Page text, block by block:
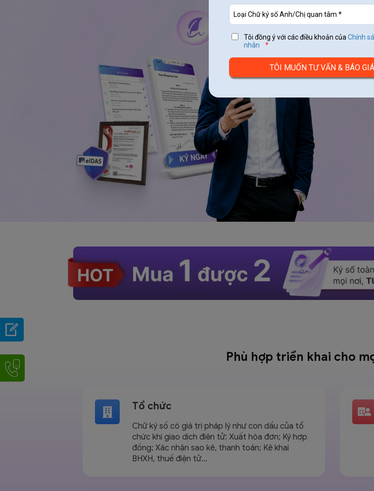
Phù hợp triển khai cho
Tổ chức
Chữ ký số có giá trị pháp lý như con dấu của tổ
chức khi giao dịch điện tử: Xuất hóa đơn; Ký hợp
đồng; Xác nhận sao kê, thanh toán; Kê khai
BHXH, thuế điện tử…
Tôi đồng ý với các điều khoản của Chính
nhân
*